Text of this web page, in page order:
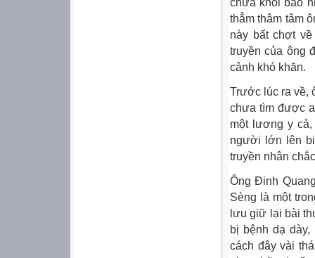
chữa khỏi bao
thẳm thâm tâm
này bất chợt
truyền của ông
cảnh khó khăn.
Trước lúc ra về,
chưa tìm được
một lương y
người lớn lên
truyền nhân
Ông Đinh
Sèng là một
lưu giữ lại bài
bị bệnh dạ
cách đây vài